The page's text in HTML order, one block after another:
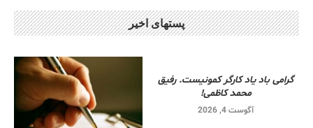
پستهای اخیر
گرامی باد یاد کارگر کمونیست. رفیق
محمد کاظمی!
آگوست 4, 2026